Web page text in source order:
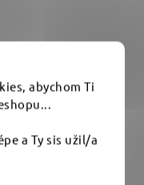
abychom Ti
- silný čistič